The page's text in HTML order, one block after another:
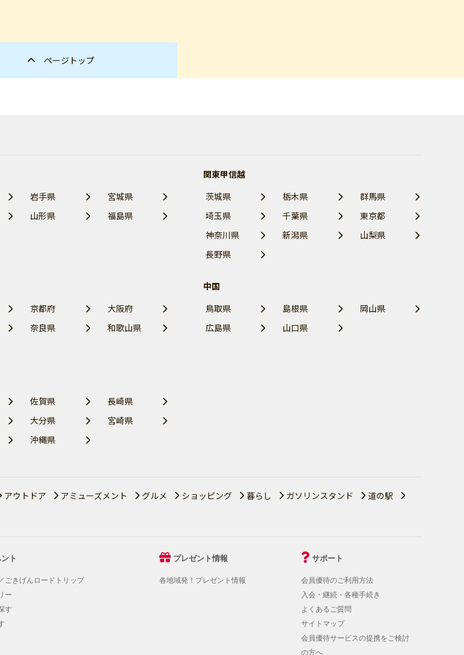
ページトップ
岩手県
宮城県
山形県 福島県
関東甲信越
茨城県
栃木県
群馬県
埼玉県
千葉県
東京都
神奈川県
新潟県
山梨県
長野県
京都府
大阪府
奈良県 和歌山県
中国
鳥取県
島根県
岡山県
広島県
山口県
佐賀県
長崎県
大分県
宮崎県
沖縄県
アウトドア アミューズメント グルメ ショッピング 暮らし ガソリンスタンド
道の駅
ト
ごきげんロードトリップ
ー
す
プレゼント情報
各地域発！プレゼント情報
サポート
会員優待のご利用方法
入会・継続・各種手続き
よくあるご質問
サイトマップ
会員優待サービスの提携をご検討
の方へ